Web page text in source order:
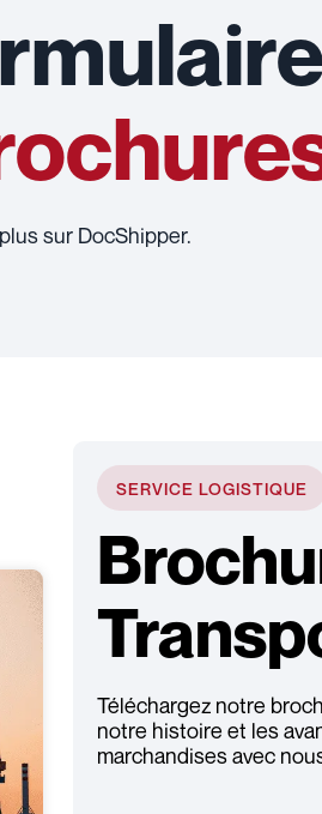
sur DocShipper.
SERVICE LOGISTIQUE
Téléchargez notre
notre histoire et les
marchandises avec